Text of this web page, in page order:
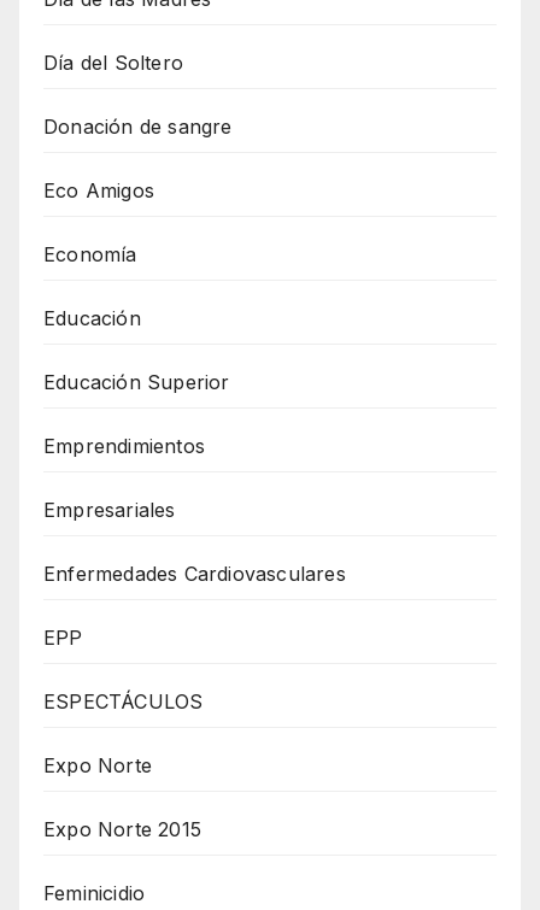
Día del Soltero
Donación de sangre
Eco Amigos
Economía
Educación
Educación Superior
Emprendimientos
Empresariales
Enfermedades Cardiovasculares
EPP
ESPECTÁCULOS
Expo Norte
Expo Norte 2015
Feminicidio